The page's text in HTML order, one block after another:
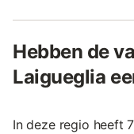
Hebben de
Laigueglia
In deze regio heeft